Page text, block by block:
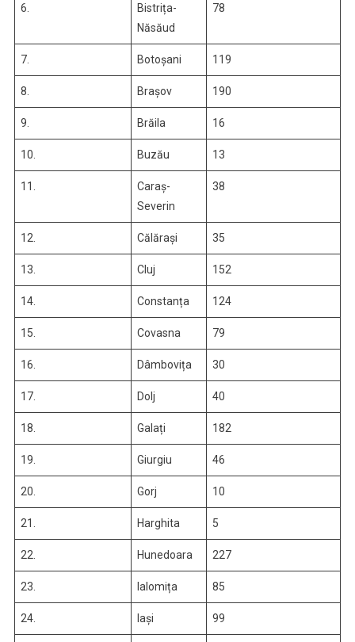
6.
Bistrița-
Năsăud
78
7. Botoșani 119
8. Brașov 190
9. Brăila 16
10. Buzău 13
11.
Caraș-
Severin
38
12. Călărași 35
13. Cluj 152
14. Constanța 124
15. Covasna 79
16. Dâmbovița 30
17. Dolj 40
18. Galați 182
19. Giurgiu 46
20. Gorj 10
21. Harghita 5
22. Hunedoara 227
23. Ialomița 85
24. Iași 99